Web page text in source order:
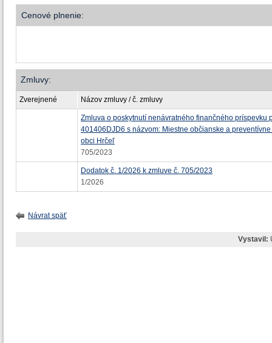
Cenové plnenie:
Zmluvy:
Zverejnené Názov zmluvy / č. zmluvy
Zmluva o poskytnutí nenávratného finančného príspevku
401406DJD6 s názvom: Miestne občianske a
obci Hrčeľ
705/2023
Dodatok č. 1/2026 k zmluve č. 705/2023
1/2026
Návrat späť
Vystavil: